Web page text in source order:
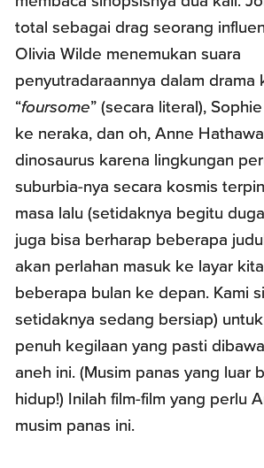
total sebagai drag seorang
Olivia Wilde menemukan suara
penyutradaraannya dalam drama
“foursome” (secara literal),
ke neraka, dan oh, Anne
dinosaurus karena lingkungan
suburbia-nya secara kosmis
masa lalu (setidaknya begitu
juga bisa berharap beberapa
akan perlahan masuk ke layar
beberapa bulan ke depan. Kami
setidaknya sedang bersiap)
penuh kegilaan yang pasti
aneh ini. (Musim panas yang luar
hidup!) Inilah film-film yang perlu
musim panas ini.